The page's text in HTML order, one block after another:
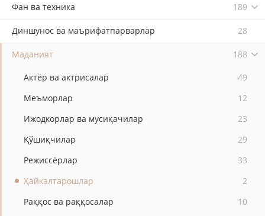
Фан ва техника 189
Диншунос ва маърифатпарварлар 28
Маданият 188
Актёр ва актрисалар
49
Меъморлар
12
Ижодкорлар ва мусиқачилар
23
Қўшиқчилар
29
Режиссёрлар
33
Ҳайкалтарошлар
2
Раққос ва раққосалар
10